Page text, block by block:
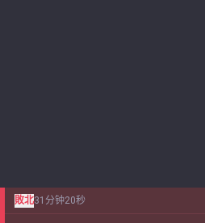
敗北31分钟20秒